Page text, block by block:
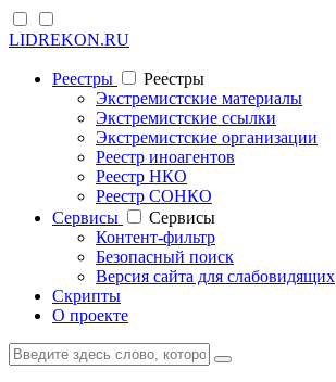
LIDREKON.RU
Реестры
Реестры
Экстремистские материалы
Экстремистские ссылки
Экстремистские организации
Реестр иноагентов
Реестр НКО
Реестр СОНКО
Cервисы
Cервисы
Контент-фильтр
Безопасный поиск
Версия сайта для слабовидящих
Скрипты
О проекте